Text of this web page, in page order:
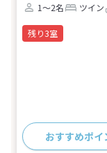
1～2名 ツイン
残り3室
おすすめポイ